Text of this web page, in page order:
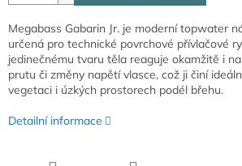
Megabass Gabarin Jr. je moderní topwater
určená pro technické povrchové přívlačové
jedinečnému tvaru těla reaguje okamžitě i
prutu či změny napětí vlasce, což ji činí
vegetaci i úzkých prostorech podél břehu.
Detailní informace